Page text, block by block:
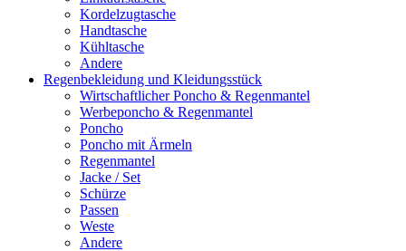
Kordelzugtasche
Handtasche
Kühltasche
Andere
Regenbekleidung und Kleidungsstück
Wirtschaftlicher Poncho & Regenmantel
Werbeponcho & Regenmantel
Poncho
Poncho mit Ärmeln
Regenmantel
Jacke / Set
Schürze
Passen
Weste
Andere